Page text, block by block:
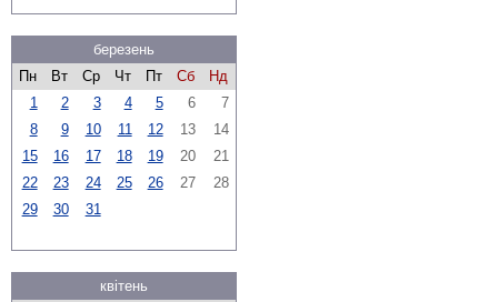
березень
Пн
Вт Ср Чт Пт Сб
Нд
1
2 3 4 5 6
7
8
9 10 11 12 13
14
15
16 17 18 19 20
21
22
23 24 25 26 27
28
29
30 31
квітень